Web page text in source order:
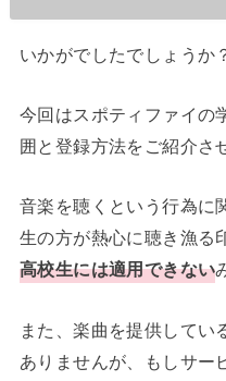
いかがでしたでしょうか
今回はスポティファイの
囲と登録方法をご紹介さ
音楽を聴くという行為に
生の方が熱心に聴き漁る
高校生には適用できない
また、楽曲を提供してい
ありませんが、もしサー